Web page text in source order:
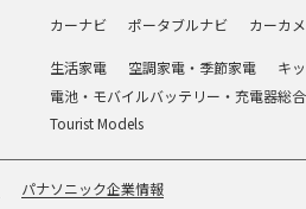
カーナビ ポータブルナビ カーカ
生活家電 空調家電・季節家電
キ
電池・モバイルバッテリー・充電器総合
Tourist Models
パナソニック企業情報